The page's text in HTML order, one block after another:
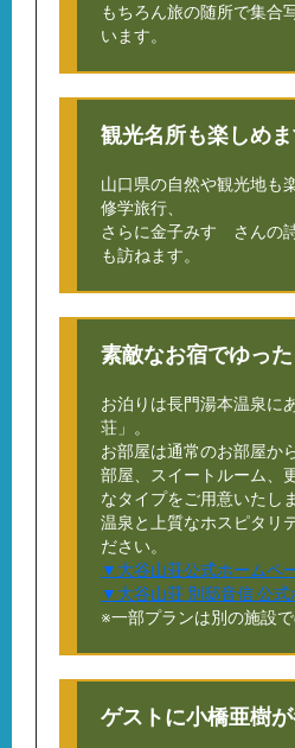
もちろん旅の随所で集合
います。
観光名所も楽しめ
山口県の自然や観光地も
修学旅行、
さらに金子みすゞさんの
も訪ねます。
素敵なお宿でゆった
お泊りは長門湯本温泉に
荘」。
お部屋は通常のお部屋か
部屋、スイートルーム、
なタイプをご用意いたし
温泉と上質なホスピタリ
ださい。
▼大谷山荘公式ホームペ
▼大谷山荘 別邸音信 公式
※一部プランは別の施設で
ゲストに小橋亜樹が